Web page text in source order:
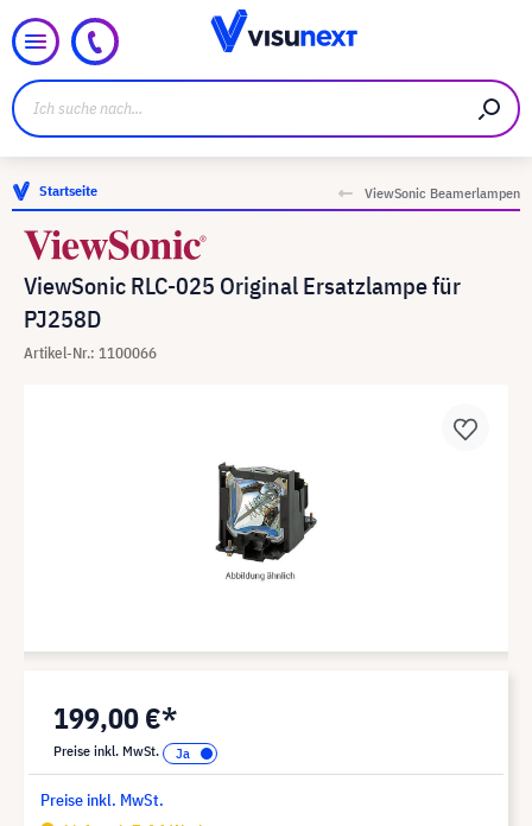
Startseite ViewSonic Beamerlampen
ViewSonic RLC-025 Original Ersatzlampe für
PJ258D
Artikel-Nr.: 1100066
199,00 €*
Preise inkl. MwSt.
Preise inkl. MwSt.